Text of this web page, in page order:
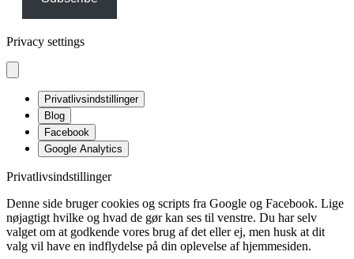
Privacy settings
Privatlivsindstillinger
Blog
Facebook
Google Analytics
Privatlivsindstillinger
Denne side bruger cookies og scripts fra Google og Facebook. Lige
nøjagtigt hvilke og hvad de gør kan ses til venstre. Du har selv
valget om at godkende vores brug af det eller ej, men husk at dit
valg vil have en indflydelse på din oplevelse af hjemmesiden.